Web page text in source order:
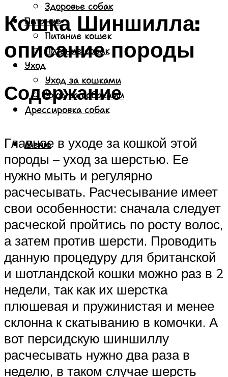
Здоровье собак
Питание
Питание кошек
Питание собак
Уход
Уход за кошками
Уход за собаками
Дрессировка собак
Меню
Кошка Шиншилла:
описание породы
Содержание
Главное в уходе за кошкой этой
породы – уход за шерстью. Ее
нужно мыть и регулярно
расчесывать. Расчесывание имеет
свои особенности: сначала следует
расческой пройтись по росту волос,
а затем против шерсти. Проводить
данную процедуру для британской
и шотландской кошки можно раз в 2
недели, так как их шерстка
плюшевая и пружинистая и менее
склонна к скатыванию в комочки. А
вот персидскую шиншиллу
расчесывать нужно два раза в
неделю, в таком случае шерсть